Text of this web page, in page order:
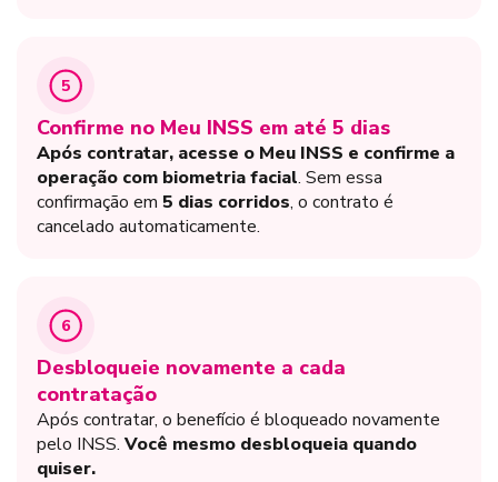
5
Confirme no Meu INSS em até 5 dias
Após contratar, acesse o Meu INSS e confirme a
operação com biometria facial. Sem essa
confirmação em 5 dias corridos, o contrato é
cancelado automaticamente.
6
Desbloqueie novamente a cada
contratação
Após contratar, o benefício é bloqueado novamente
pelo INSS. Você mesmo desbloqueia quando
quiser.